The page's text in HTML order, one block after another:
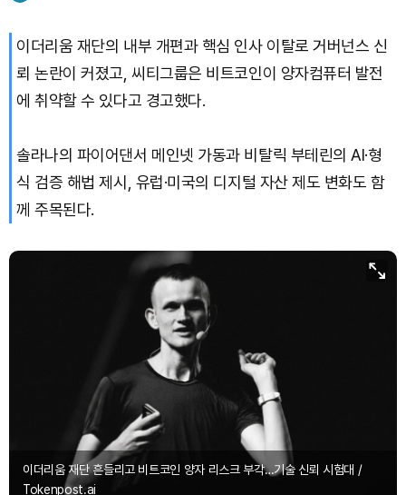
Solana (SOL) ₩103,998(-1.82%)
TRON (TRX)
Dogecoin (DOGE) ₩98.22(-1.66%)
이더리움 재단의 내부 개편과 핵심 인사 이탈로 거버넌스 신
뢰 논란이 커졌고, 씨티그룹은 비트코인이 양자컴퓨터 발전
에 취약할 수 있다고 경고했다.
솔라나의 파이어댄서 메인넷 가동과 비탈릭 부테린의 AI·형
식 검증 해법 제시, 유럽·미국의 디지털 자산 제도 변화도 함
께 주목된다.
이더리움 재단 흔들리고 비트코인 양자 리스크 부각…기술 신뢰 시험대 /
Tokenpost.ai